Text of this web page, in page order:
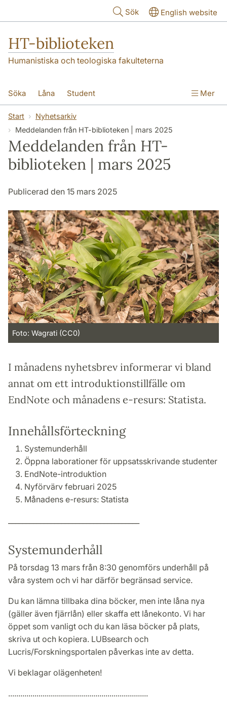
Sök English website
HT-biblioteken
Humanistiska och teologiska fakulteterna
Söka Låna Student
Forskare/doktorand
Mer
Start
Nyhetsarkiv
Meddelanden från HT-biblioteken | mars 2025
Meddelanden från HT-
biblioteken | mars 2025
Publicerad den 15 mars 2025
Foto: Wagrati (CC0)
I månadens nyhetsbrev informerar vi bland
annat om ett introduktionstillfälle om
EndNote och månadens e-resurs: Statista.
Innehållsförteckning
Systemunderhåll
Öppna laborationer för uppsatsskrivande studenter
EndNote-introduktion
Nyförvärv februari 2025
Månadens e-resurs: Statista
Systemunderhåll
På torsdag 13 mars från 8:30 genomförs underhåll på
våra system och vi har därför begränsad service.
Du kan lämna tillbaka dina böcker, men inte låna nya
(gäller även fjärrlån) eller skaffa ett lånekonto. Vi har
öppet som vanligt och du kan läsa böcker på plats,
skriva ut och kopiera. LUBsearch och
Lucris/Forskningsportalen påverkas inte av detta.
Vi beklagar olägenheten!
.....................................................................